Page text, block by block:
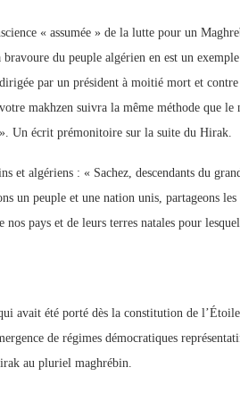
« assumée » de la lutte pour un
du peuple algérien en est un
par un président à moitié mort et
makhzen suivra la même méthode que le
». Un écrit prémonitoire sur la suite du Hirak.
et algériens : « Sachez, descendants du
un peuple et une nation unis, partageons les
pays et de leurs terres natales pour
avait été porté dès la constitution de
de régimes démocratiques
au pluriel maghrébin.